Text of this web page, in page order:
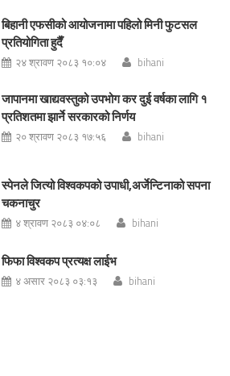
बिहानी एफसीको आयोजनामा पहिलो मिनी फुटसल
प्रतियोगिता हुदैँ
२४ श्रावण २०८३ १०:०४ bihani
जापानमा खाद्यवस्तुको उपभोग कर दुई वर्षका लागि १
प्रतिशतमा झार्ने सरकारको निर्णय
२० श्रावण २०८३ १७:५६ bihani
स्पेनले जित्यो विश्वकपको उपाधी,अर्जेन्टिनाको सपना
चकनाचुर
४ श्रावण २०८३ ०४:०८ bihani
फिफा विश्वकप प्रत्यक्ष लाईभ
४ असार २०८३ ०३:१३ bihani